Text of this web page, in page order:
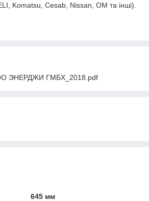
Komatsu, Cesab, Nissan, OM та інші).
ЭНЕРДЖИ ГМБХ_2018.pdf
645 мм